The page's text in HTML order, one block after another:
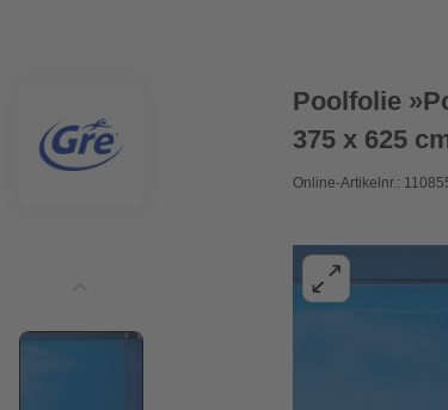
Poolfolie
375 x 625
Online-Artikelnr.: